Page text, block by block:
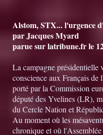
Alstom, STX... l'urgence
par Jacques Myard
parue sur latribune.fr le
La campagne présidentielle
conscience aux Français de
porté par la Commission
député des Yvelines (LR),
du Cercle Nation et
Au moment où les
chronique et où